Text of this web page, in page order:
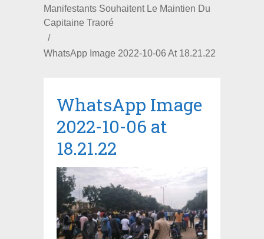
Manifestants Souhaitent Le Maintien Du
Capitaine Traoré
WhatsApp Image 2022-10-06 At 18.21.22
WhatsApp Image
2022-10-06 at
18.21.22